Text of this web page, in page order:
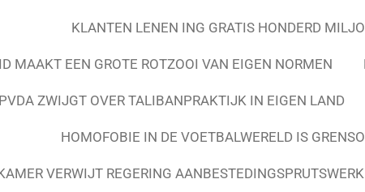
KLANTEN LENEN ING GRATIS HONDERD
MAAKT EEN GROTE ROTZOOI VAN EIGEN NORMEN
PVDA ZWIJGT OVER TALIBANPRAKTIJK IN EIGEN LAND
HOMOFOBIE IN DE VOETBALWERELD IS
VERWIJT REGERING